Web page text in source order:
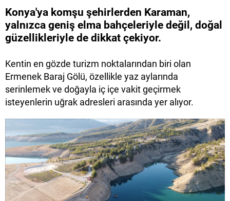
Konya'ya komşu şehirlerden Karaman,
yalnızca geniş elma bahçeleriyle değil, doğal
güzellikleriyle de dikkat çekiyor.
Kentin en gözde turizm noktalarından biri olan
Ermenek Baraj Gölü, özellikle yaz aylarında
serinlemek ve doğayla iç içe vakit geçirmek
isteyenlerin uğrak adresleri arasında yer alıyor.